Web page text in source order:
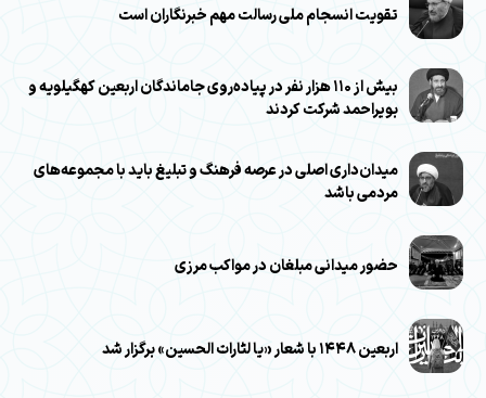
تقویت انسجام ملی رسالت مهم خبرنگاران است
بیش از ۱۱۰ هزار نفر در پیاده‌روی جاماندگان اربعین کهگیلویه و
بویراحمد شرکت کردند
میدان‌داری اصلی در عرصه فرهنگ و تبلیغ باید با مجموعه‌های
مردمی باشد
حضور میدانی مبلغان در مواکب مرزی
اربعین ۱۴۴۸ با شعار «یا لثارات الحسین» برگزار شد